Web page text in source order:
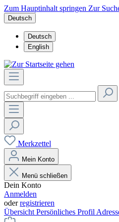
Zum Hauptinhalt springen Zur
Deutsch
Deutsch
English
Merkzettel
Mein Konto
Menü schließen
Dein Konto
Anmelden
oderregistrieren
Übersicht Persönliches Profil